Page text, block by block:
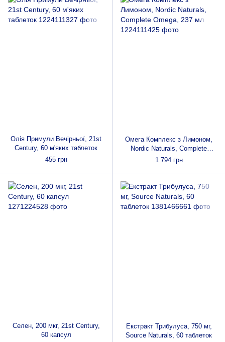
Олія Примули Вечірньої, 21st
Century, 60 м'яких таблеток
455 грн
Омега Комплекс з Лимоном,
Nordic Naturals, Complete
Omega, 237 мл
1 794 грн
Селен, 200 мкг, 21st Century,
60 капсул
Екстракт Трибулуса, 750 мг,
Source Naturals, 60 таблеток